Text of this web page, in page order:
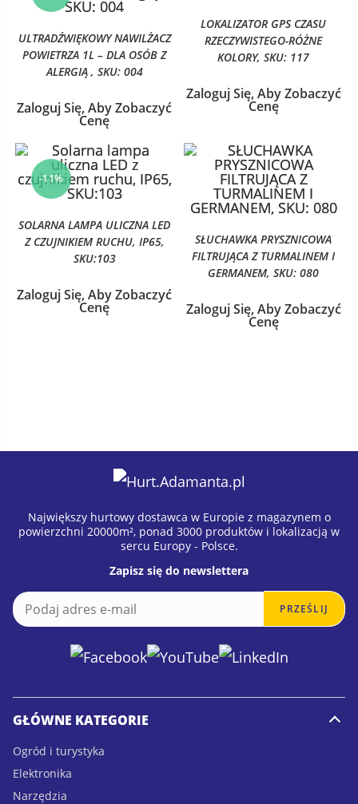
ULTRADŹWIĘKOWY NAWILŻACZ
POWIETRZA 1L – DLA OSÓB Z
ALERGIĄ , SKU: 004
Zaloguj Się, Aby Zobaczyć
Cenę
LOKALIZATOR GPS CZASU
RZECZYWISTEGO-RÓŻNE
KOLORY, SKU: 117
Zaloguj Się, Aby Zobaczyć
Cenę
-11%
SOLARNA LAMPA ULICZNA LED
Z CZUJNIKIEM RUCHU, IP65,
SKU:103
Zaloguj Się, Aby Zobaczyć
Cenę
SŁUCHAWKA PRYSZNICOWA
FILTRUJĄCA Z TURMALINEM I
GERMANEM, SKU: 080
Zaloguj Się, Aby Zobaczyć
Cenę
Największy hurtowy dostawca w Europie z magazynem o
powierzchni 20000m², ponad 3000 produktów i lokalizacją w
sercu Europy - Polsce.
Zapisz się do newslettera
a
i
l
E
m
a
PRZEŚLIJ
GŁÓWNE KATEGORIE
Ogród i turystyka
Elektronika
Narzędzia